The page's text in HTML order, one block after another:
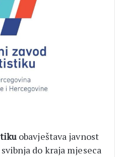
obavještava javnost
do kraja mjeseca